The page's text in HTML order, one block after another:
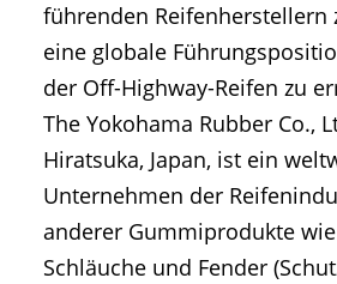
führenden Reifenherstellern
eine globale
der Off-Highway-Reifen zu
The Yokohama Rubber Co.,
Hiratsuka, Japan, ist ein
Unternehmen der
anderer Gummiprodukte
Schläuche und Fender